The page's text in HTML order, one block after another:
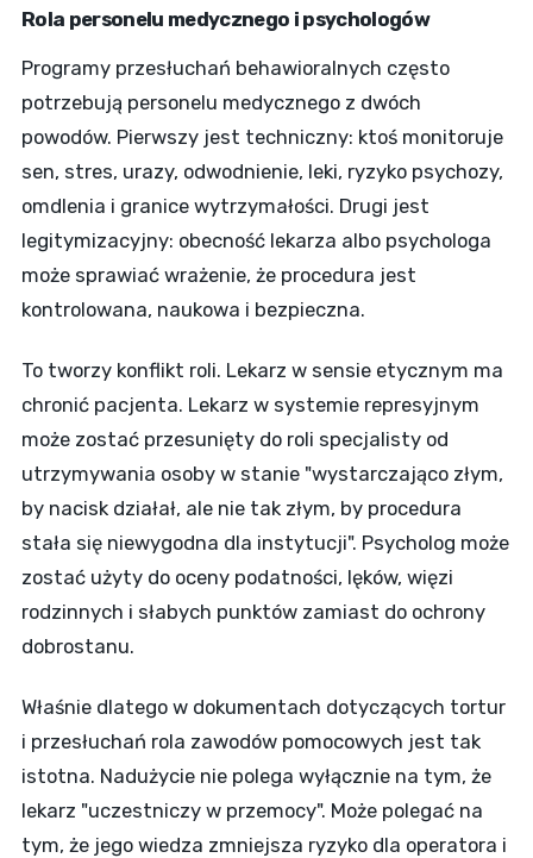
Rola personelu medycznego i psychologów
Programy przesłuchań behawioralnych często
potrzebują personelu medycznego z dwóch
powodów. Pierwszy jest techniczny: ktoś monitoruje
sen, stres, urazy, odwodnienie, leki, ryzyko psychozy,
omdlenia i granice wytrzymałości. Drugi jest
legitymizacyjny: obecność lekarza albo psychologa
może sprawiać wrażenie, że procedura jest
kontrolowana, naukowa i bezpieczna.
To tworzy konflikt roli. Lekarz w sensie etycznym ma
chronić pacjenta. Lekarz w systemie represyjnym
może zostać przesunięty do roli specjalisty od
utrzymywania osoby w stanie "wystarczająco złym,
by nacisk działał, ale nie tak złym, by procedura
stała się niewygodna dla instytucji". Psycholog może
zostać użyty do oceny podatności, lęków, więzi
rodzinnych i słabych punktów zamiast do ochrony
dobrostanu.
Właśnie dlatego w dokumentach dotyczących tortur
i przesłuchań rola zawodów pomocowych jest tak
istotna. Nadużycie nie polega wyłącznie na tym, że
lekarz "uczestniczy w przemocy". Może polegać na
tym, że jego wiedza zmniejsza ryzyko dla operatora i